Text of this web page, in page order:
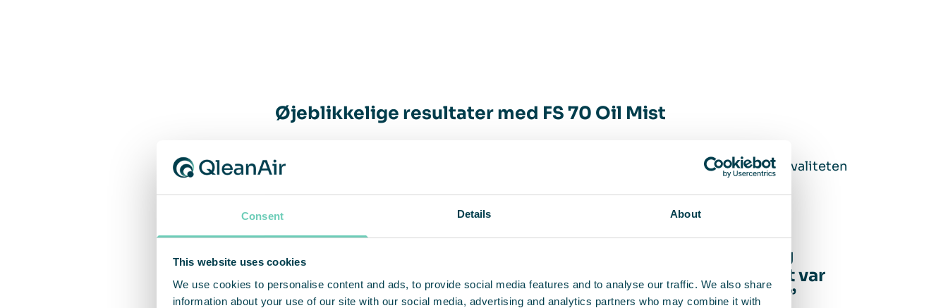
Consent Details About
This website uses cookies
We use cookies to personalise content and ads, to provide social media features and to analyse our traffic. We also share
information about your use of our site with our social media, advertising and analytics partners who may combine it with
Øjeblikkelige resultater med FS 70 Oil Mist
Efter installationen af
i produktionshallen var forbedringen af luftkvaliteten
”Kort tid efter installationen kunne vi se en tydelig og synlig
forbedring af luftkvaliteten. Luften blev markant klarere, det var
lettere at trække vejret, og olietågen var faktisk forsvundet.”